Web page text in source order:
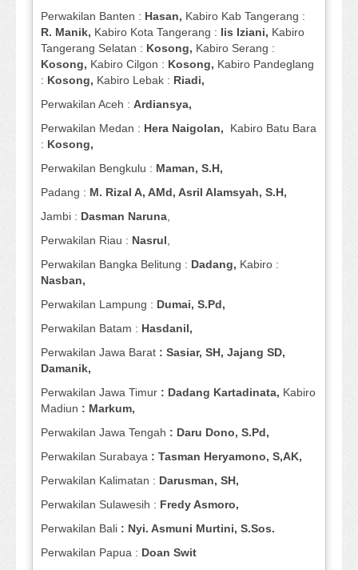
Perwakilan Banten : Hasan, Kabiro Kab Tangerang :
R. Manik, Kabiro Kota Tangerang : Iis Iziani, Kabiro
Tangerang Selatan : Kosong, Kabiro Serang :
Kosong, Kabiro Cilgon : Kosong, Kabiro Pandeglang
: Kosong, Kabiro Lebak : Riadi,
Perwakilan Aceh : Ardiansya,
Perwakilan Medan : Hera Naigolan, Kabiro Batu Bara
: Kosong,
Perwakilan Bengkulu : Maman, S.H,
Padang : M. Rizal A, AMd, Asril Alamsyah, S.H,
Jambi : Dasman Naruna,
Perwakilan Riau : Nasrul,
Perwakilan Bangka Belitung : Dadang, Kabiro :
Nasban,
Perwakilan Lampung : Dumai, S.Pd,
Perwakilan Batam : Hasdanil,
Perwakilan Jawa Barat : Sasiar, SH, Jajang SD,
Damanik,
Perwakilan Jawa Timur : Dadang Kartadinata, Kabiro
Madiun : Markum,
Perwakilan Jawa Tengah : Daru Dono, S.Pd,
Perwakilan Surabaya : Tasman Heryamono, S,AK,
Perwakilan Kalimatan : Darusman, SH,
Perwakilan Sulawesih : Fredy Asmoro,
Perwakilan Bali : Nyi. Asmuni Murtini, S.Sos.
Perwakilan Papua : Doan Swit